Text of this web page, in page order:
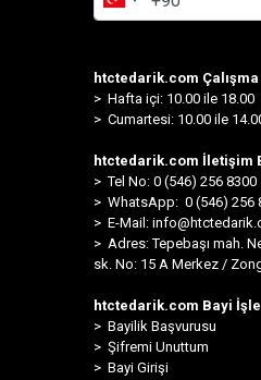
htctedarik.com
> Hafta içi: 10.00 ile 18.00
> Cumartesi: 10.00 ile
htctedarik.com İletişim
> Tel No: 0 (546) 256 8300
> WhatsApp: 0 (546) 256
> E-Mail:
> Adres: Tepebaşı mah.
sk. No: 15 A Merkez /
htctedarik.com Bayi
> Bayilik Başvurusu
> Şifremi Unuttum
> Bayi Girişi